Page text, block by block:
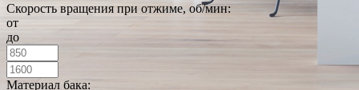
Скорость вращения при отжиме, об/мин:
от
до
Материал бака: